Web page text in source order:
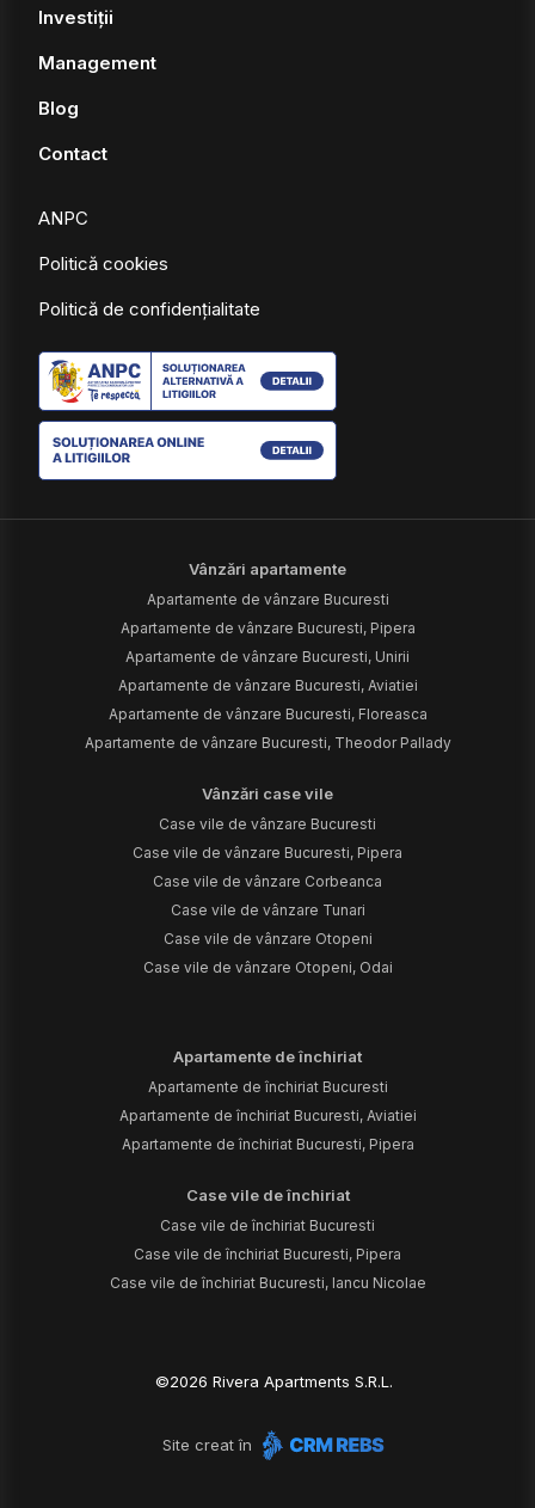
Investiții
Management
Blog
Contact
ANPC
Politică cookies
Politică de confidențialitate
Vânzări apartamente
Apartamente de vânzare Bucuresti
Apartamente de vânzare Bucuresti, Pipera
Apartamente de vânzare Bucuresti, Unirii
Apartamente de vânzare Bucuresti, Aviatiei
Apartamente de vânzare Bucuresti, Floreasca
Apartamente de vânzare Bucuresti, Theodor Pallady
Vânzări case vile
Case vile de vânzare Bucuresti
Case vile de vânzare Bucuresti, Pipera
Case vile de vânzare Corbeanca
Case vile de vânzare Tunari
Case vile de vânzare Otopeni
Case vile de vânzare Otopeni, Odai
Apartamente de închiriat
Apartamente de închiriat Bucuresti
Apartamente de închiriat Bucuresti, Aviatiei
Apartamente de închiriat Bucuresti, Pipera
Case vile de închiriat
Case vile de închiriat Bucuresti
Case vile de închiriat Bucuresti, Pipera
Case vile de închiriat Bucuresti, Iancu Nicolae
©2026 Rivera Apartments S.R.L.
Site creat în